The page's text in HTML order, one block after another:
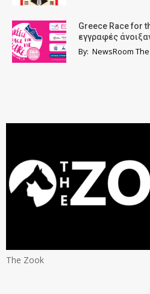
Greece Race for
εγγραφές
By: NewsRoom
The Zook